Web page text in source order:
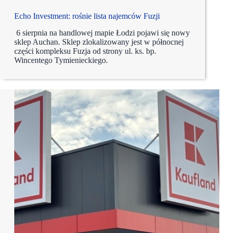
Echo Investment: rośnie lista najemców Fuzji
6 sierpnia na handlowej mapie Łodzi pojawi się nowy
sklep Auchan. Sklep zlokalizowany jest w północnej
części kompleksu Fuzja od strony ul. ks. bp.
Wincentego Tymienieckiego.